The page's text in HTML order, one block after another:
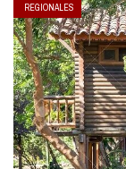
REGIONALES